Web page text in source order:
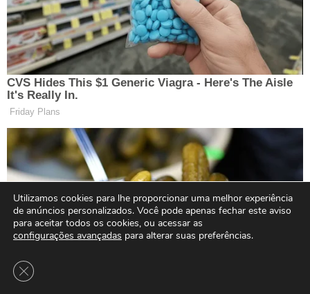
Utilizamos cookies para lhe proporcionar uma melhor experiência
de anúncios personalizados. Você pode apenas fechar este aviso
para aceitar todos os cookies, ou acessar as
configurações avançadas para alterar suas preferências.
Close GDPR Cookie Banner